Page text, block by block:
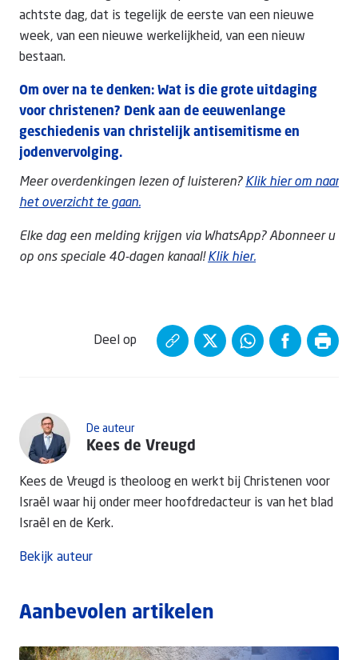
achtste dag, dat is tegelijk de eerste van een nieuwe
week, van een nieuwe werkelijkheid, van een nieuw
bestaan.
Om over na te denken: Wat is die grote uitdaging
voor christenen? Denk aan de eeuwenlange
geschiedenis van christelijk antisemitisme en
jodenvervolging.
Meer overdenkingen lezen of luisteren? Klik hier om naar
het overzicht te gaan.
Elke dag een melding krijgen via WhatsApp? Abonneer u
op ons speciale 40-dagen kanaal! Klik hier.
De auteur
Kees de Vreugd
Kees de Vreugd is theoloog en werkt bij Christenen voor
Israël waar hij onder meer hoofdredacteur is van het blad
Israël en de Kerk.
Bekijk auteur
Deel op
Aanbevolen artikelen